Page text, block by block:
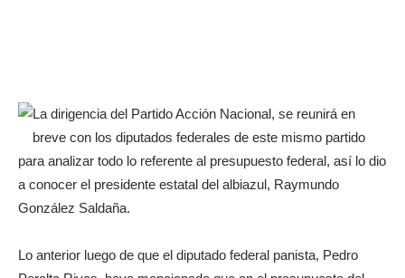
La dirigencia del Partido Acción Nacional, se reunirá en
breve con los diputados federales de este mismo partido
para analizar todo lo referente al presupuesto federal, así lo dio
a conocer el presidente estatal del albiazul, Raymundo
González Saldaña.
Lo anterior luego de que el diputado federal panista, Pedro